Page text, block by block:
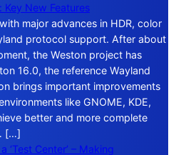
Key New Features
major advances in HDR, color
protocol support. After about
the Weston project has
16.0, the reference Wayland
brings important improvements
like GNOME, KDE,
better and more complete
[…]
‘Test Center’ – Making